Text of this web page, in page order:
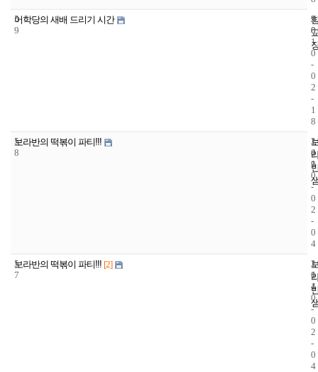
5
9
어학당의 새배 드리기 시간
9
0
2
0
1
0
-
0
2
-
1
8
5
8
보라반의 떡볶이 파티!!!
1
4
9
2
0
1
0
-
0
2
-
0
4
5
7
보라반의 떡볶이 파티!!! [2]
1
1
4
2
0
1
0
-
0
2
-
0
4